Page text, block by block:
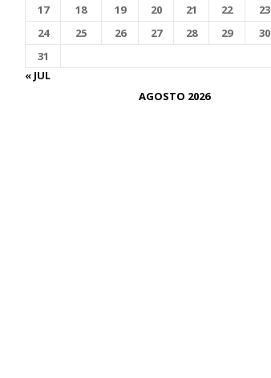
AGOSTO 2026
17
18 19 20 21 22
23
24
25 26 27 28 29
30
31
« JUL